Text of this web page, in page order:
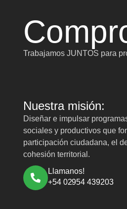
Trabajamos JUNTOS para
Nuestra misión:
Diseñar e impulsar
sociales y productivos que
participación ciudadana, el
cohesión territorial.
Llamanos!
+54 02954 439203